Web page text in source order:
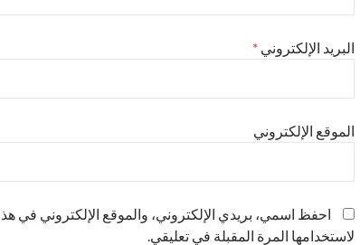
البريد الإلكتروني *
الموقع الإلكتروني
احفظ اسمي، بريدي الإلكتروني، والموقع الإلكتروني في
لاستخدامها المرة المقبلة في تعليقي.